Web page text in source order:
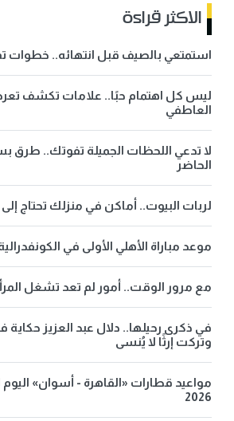
الاكثر قراءة
استمتعي بالصيف قبل انتهائه.. خطوات
ليس كل اهتمام حبًا.. علامات تكشف
العاطفي
لا تدعي اللحظات الجميلة تفوتك..
الحاضر
لربات البيوت.. أماكن في منزلك تحتاج
موعد مباراة الأهلي الأولى في
مع مرور الوقت.. أمور لم تعد تشغل
في ذكرى رحيلها.. دلال عبد العزيز حكاية
وتركت إرثًا لا يُنسى
2026